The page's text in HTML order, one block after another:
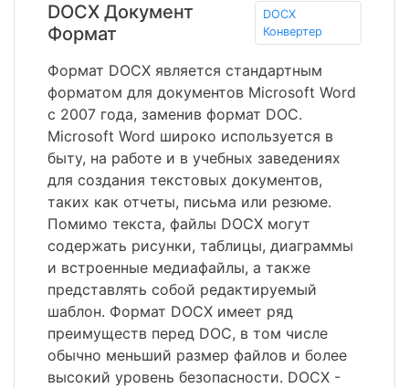
DOCX Документ
Формат
DOCX
Конвертер
Формат DOCX является стандартным
форматом для документов Microsoft Word
с 2007 года, заменив формат DOC.
Microsoft Word широко используется в
быту, на работе и в учебных заведениях
для создания текстовых документов,
таких как отчеты, письма или резюме.
Помимо текста, файлы DOCX могут
содержать рисунки, таблицы, диаграммы
и встроенные медиафайлы, а также
представлять собой редактируемый
шаблон. Формат DOCX имеет ряд
преимуществ перед DOC, в том числе
обычно меньший размер файлов и более
высокий уровень безопасности. DOCX -